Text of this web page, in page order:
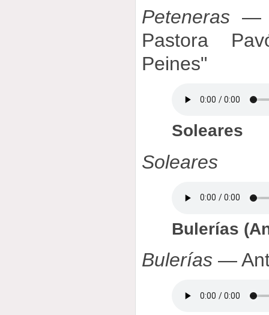
Peteneras —
Pastora
Peines"
Soleares
Soleares
Bulerías
Bulerías —